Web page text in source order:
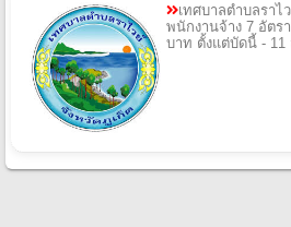
เทศบาลตําบลรา
พนักงานจ้าง 7 อัตร
บาท ตั้งแต่บัดนี้ - 11